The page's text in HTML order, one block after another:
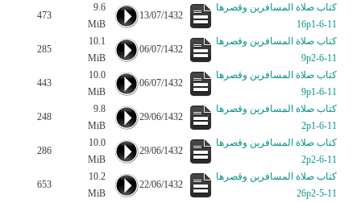
كتاب صلاة المسافرين وقصرها
11-6-16p1
13/07/1432
9.6
MiB
473
كتاب صلاة المسافرين وقصرها
11-6-9p2
06/07/1432
10.1
MiB
285
كتاب صلاة المسافرين وقصرها
11-6-9p1
06/07/1432
10.0
MiB
443
كتاب صلاة المسافرين وقصرها
11-6-2p1
29/06/1432
9.8
MiB
248
كتاب صلاة المسافرين وقصرها
11-6-2p2
29/06/1432
10.0
MiB
286
كتاب صلاة المسافرين وقصرها
11-5-26p2
22/06/1432
10.2
MiB
653